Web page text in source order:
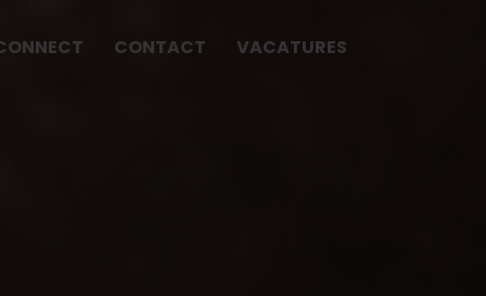
CONTACT VACATURES